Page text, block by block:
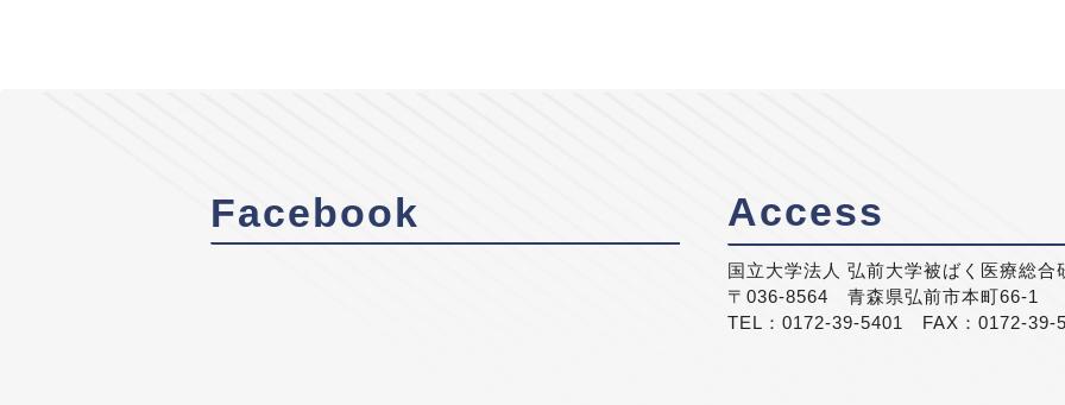
Facebook Access
国立大学法人 弘前大学被ばく医療総合
〒036-8564 青森県弘前市本町66-1
TEL：0172-39-5401 FAX：0172-39-